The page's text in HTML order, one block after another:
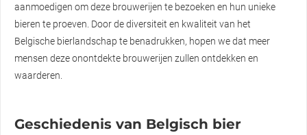
aanmoedigen om deze brouwerijen te bezoeken en hun unieke
bieren te proeven. Door de diversiteit en kwaliteit van het
Belgische bierlandschap te benadrukken, hopen we dat meer
mensen deze onontdekte brouwerijen zullen ontdekken en
waarderen.
Geschiedenis van Belgisch bier